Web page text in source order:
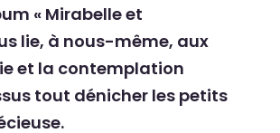
« Mirabelle et
lie, à nous-même, aux
et la contemplation
tout dénicher les petits